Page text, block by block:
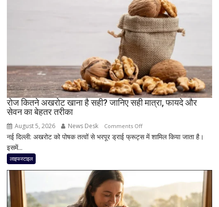
जानें
क्यों
दिल
जितनी
जरूरी
है
दिमाग
की
सेहत
रोज कितने अखरोट खाना है सही? जानिए सही मात्रा, फायदे और
सेवन का बेहतर तरीका
August 5, 2026 News Desk Comments Offon
रोज
खाना
सही?
नई दिल्ली: अखरोट को पोषक तत्वों से भरपूर ड्राई फ्रूट्स में शामिल किया जाता है।
इसमें...
लाइफस्टाइल